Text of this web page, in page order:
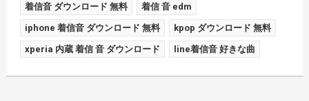
着信音 ダウンロード 無料 着信 音 edm
iphone 着信音 ダウンロード 無料 kpop ダウンロード 無料
xperia 内蔵 着信 音 ダウンロード line着信音 好きな曲